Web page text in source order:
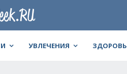
УВЛЕЧЕНИЯ